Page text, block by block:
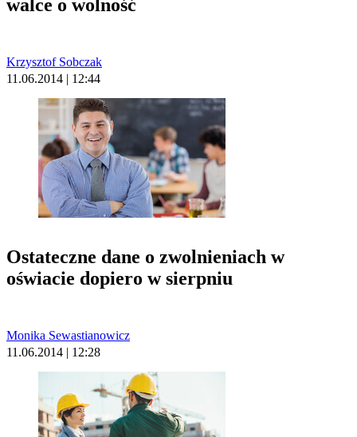
walce o wolność
Krzysztof Sobczak
11.06.2014 | 12:44
Ostateczne dane o zwolnieniach w
oświacie dopiero w sierpniu
Monika Sewastianowicz
11.06.2014 | 12:28